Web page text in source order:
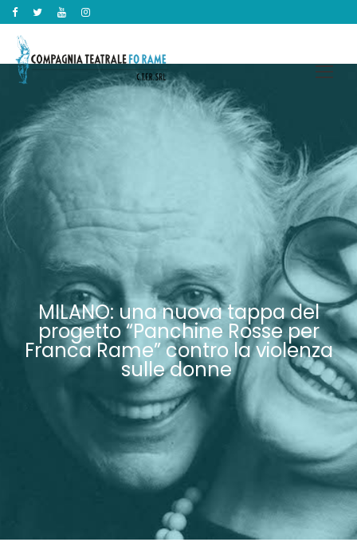
MILANO: una nuova tappa del
progetto “Panchine Rosse per
Franca Rame” contro la violenza
sulle donne